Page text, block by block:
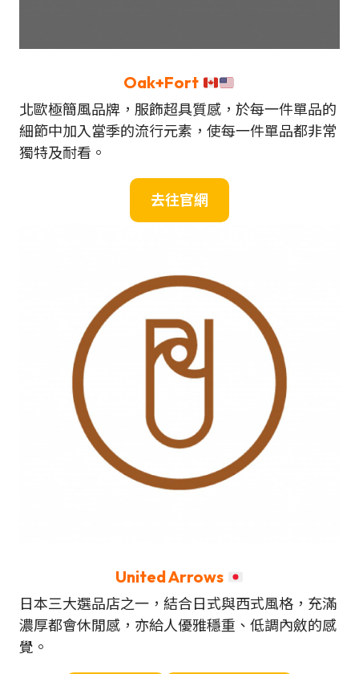
Oak+Fort
北歐極簡風品牌，服飾超具質感，於每一件單品的
細節中加入當季的流行元素，使每一件單品都非常
獨特及耐看。
去往官網
United Arrows
日本三大選品店之一，結合日式與西式風格，充滿
濃厚都會休閒感，亦給人優雅穩重、低調內斂的感
覺。